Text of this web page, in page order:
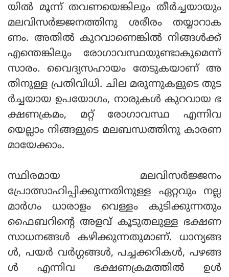
യിൽ മൂന്ന് തവണയെങ്കിലും തീർച്ചയായും
മലവിസർജ്ജനത്തിനു ശരീരം തയ്യാറാക
ണം. അതിൽ കുറവാണെങ്കിൽ നിങ്ങൾക്ക്
എന്തെങ്കിലും രോഗാവസ്ഥയുണ്ടാകുമെന്ന്
സാരം. വൈദ്യസഹായം തേടുകയാണ് അ
തിനുള്ള പ്രതിവിധി. ചില മരുന്നുകളുടെ തുട
ർച്ചയായ ഉപയോഗം, നാരുകൾ കുറവായ ഭ
ക്ഷണക്രമം, മറ്റ് രോഗാവസ്ഥ എന്നിവ
യെല്ലാം നിങ്ങളുടെ മലബന്ധത്തിനു കാരണ
മായേക്കാം.
സ്ഥിരമായ മലവിസർജ്ജനം
പ്രോത്സാഹിപ്പിക്കുന്നതിനുള്ള ഏറ്റവും നല്ല
മാർഗം ധാരാളം വെള്ളം കുടിക്കുന്നതും
ഫൈബറിന്റെ അളവ് കൂടുതലുള്ള ഭക്ഷണ
സാധനങ്ങൾ കഴിക്കുന്നതുമാണ്. ധാന്യങ്ങ
ൾ, പയർ വർഗ്ഗങ്ങൾ, പച്ചക്കറികൾ, പഴങ്ങ
ൾ എന്നിവ ഭക്ഷണക്രമത്തിൽ ഉൾ